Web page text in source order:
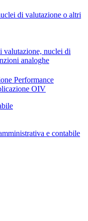
di valutazione o altri
valutazione, nuclei di
analoghe
Performance
OIV
e contabile